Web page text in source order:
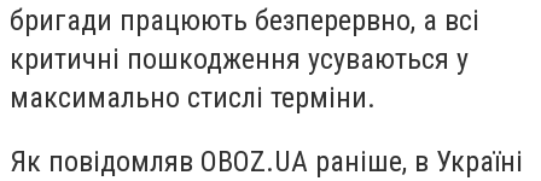
бригади працюють безперервно, а всі
критичні пошкодження усуваються у
максимально стислі терміни.
Як повідомляв OBOZ.UA раніше, в Україні